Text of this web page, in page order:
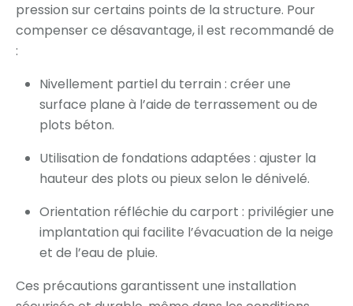
pression sur certains points de la structure. Pour
compenser ce désavantage, il est recommandé de
:
Nivellement partiel du terrain : créer une
surface plane à l’aide de terrassement ou de
plots béton.
Utilisation de fondations adaptées : ajuster la
hauteur des plots ou pieux selon le dénivelé.
Orientation réfléchie du carport : privilégier une
implantation qui facilite l’évacuation de la neige
et de l’eau de pluie.
Ces précautions garantissent une installation